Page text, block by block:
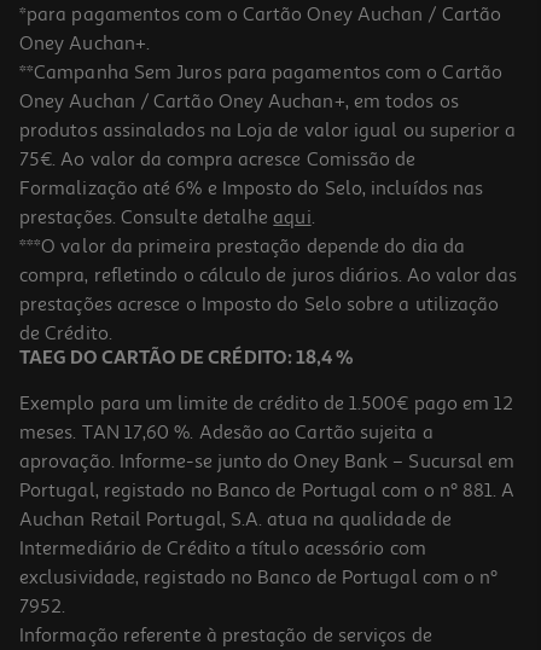
4.6
Doce Auchan Extra 50% Frutos Alperce 360g
6.08 €/Kg
2,19 €
*para pagamentos com o Cartão Oney Auchan / Cartão
Oney Auchan+.
**Campanha Sem Juros para pagamentos com o Cartão
Oney Auchan / Cartão Oney Auchan+, em todos os
produtos assinalados na Loja de valor igual ou superior a
75€. Ao valor da compra acresce Comissão de
Formalização até 6% e Imposto do Selo, incluídos nas
prestações. Consulte detalhe aqui.
***O valor da primeira prestação depende do dia da
compra, refletindo o cálculo de juros diários. Ao valor das
prestações acresce o Imposto do Selo sobre a utilização
de Crédito.
TAEG DO CARTÃO DE CRÉDITO: 18,4 %
Exemplo para um limite de crédito de 1.500€ pago em 12
meses. TAN 17,60 %. Adesão ao Cartão sujeita a
aprovação. Informe-se junto do Oney Bank – Sucursal em
Portugal, registado no Banco de Portugal com o nº 881. A
Auchan Retail Portugal, S.A. atua na qualidade de
Intermediário de Crédito a título acessório com
exclusividade, registado no Banco de Portugal com o nº
7952.
Informação referente à prestação de serviços de